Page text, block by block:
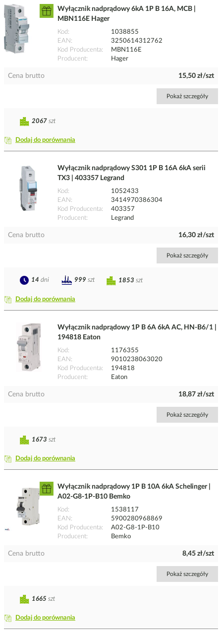
Wyłącznik nadprądowy 6kA 1P B 16A, MCB |
MBN116E Hager
Kod
1038855
EAN
3250614312762
Kod Producenta
MBN116E
Producent
Hager
Cena brutto 15,50 zł/szt
Pokaż szczegóły
Dodaj do porównania
2067 szt
Wyłącznik nadprądowy S301 1P B 16A 6kA serii
TX3 | 403357 Legrand
Kod
1052433
EAN
3414970386304
Kod Producenta
403357
Producent
Legrand
Cena brutto 16,30 zł/szt
Pokaż szczegóły
Dodaj do porównania
1853 szt
14 dni 999 szt
Wyłącznik nadprądowy 1P B 6A 6kA AC, HN-B6/1 |
194818 Eaton
Kod
1176355
EAN
9010238063020
Kod Producenta
194818
Producent
Eaton
Cena brutto 18,87 zł/szt
Pokaż szczegóły
Dodaj do porównania
1673 szt
Wyłącznik nadprądowy 1P B 10A 6kA Schelinger |
A02-G8-1P-B10 Bemko
Kod
1538117
EAN
5900280968869
Kod Producenta
A02-G8-1P-B10
Producent
Bemko
Cena brutto 8,45 zł/szt
Pokaż szczegóły
Dodaj do porównania
1665 szt